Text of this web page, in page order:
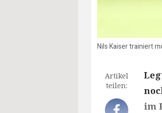
Nils Kaiser trainiert
Artikel
teilen:
im